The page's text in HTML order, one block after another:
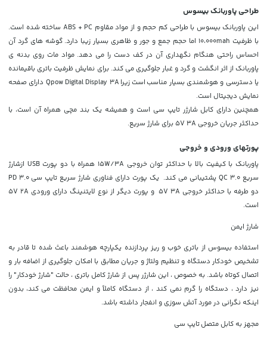
طراحی پاوربانک بیسوس
این پاوربانک بیسوس با طراحی کم حجم و از مواد مقاوم ABS + PC ساخته شده است.
با ظرفیت 10،000mah اما حجم جمع و جور و ظاهری بسیار زیبا دارد. گوشه های گرد آن
احساس راحتی هنگام نگهداری آن در کف دست را می دهد. مواد مات روی بدنه ی
پاوربانک از اثر انگشت و گرد و غبار جلوگیری می کند. برای نمایش ظرفیت باتری باقیمانده
یا دسترسی و هوشمندی بسیار مناسب است زیرا Qpow Digital Display 3A دارای صفحه
نمایش دیجیتال است.
همچنین دارای کابل شارژر تایپ سی است و همیشه یک بند مچی همراه آن است، با
حداکثر جریان خروجی 5V 3A برای شارژ سریع.
پورتهای ورودی و خروجی
پاوربانک با کیفیت بالا با حداکثر توان خروجی 15W/3A همراه با دو پورت USB ازشارژ
سریع QC 3.0 پشتیبانی می کند. یک پورت دارای فناوری شارژ سریع تایپ سی PD 3.0
دو طرفه با حداکثر خروجی 5V 3A و پورت دیگر از نوع لایتنینگ دارای ورودی 5V 2A
است.
شارژ ایمن
استفاده بیسوس از باتری خوب و ریز پردازنده یکپارچه هوشمند باعث شده تا قادر به
تشخیص خودکار دستگاه و تنظیم ولتاژ و جریان مطابق با امکان جلوگیری از اضافه بار و
اتصال کوتاه باشد. به خصوص ، این شارژر پس از شارژ کامل باتری ، حالت "شارژ خودکار" را
نیز دارد ، دستگاه را گرم نمی کند ، از دستگاه کاملاً و ایمن محافظت می کند، بدون
اینکه نگرانی در مورد آتش سوزی و انفجار داشته باشد.
مجهز به کابل متصل تایپ سی